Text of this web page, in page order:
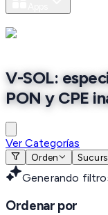
V-SOL:
PON y CPE
Ver Categorías
Orden
Generando
Ordenar por